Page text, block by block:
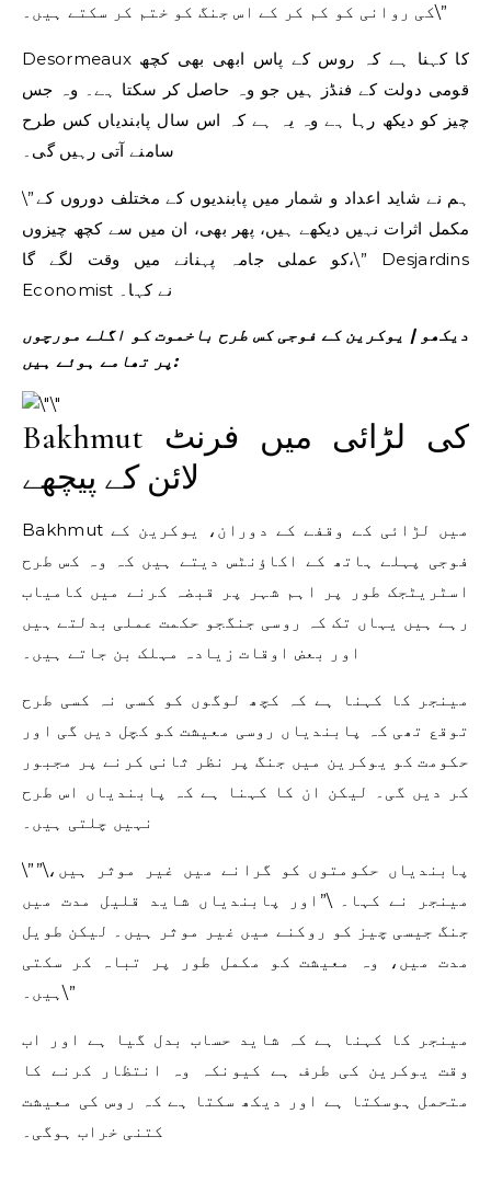
کی روانی کو کم کر کے اس جنگ کو ختم کر سکتے ہیں۔\”
Desormeaux کا کہنا ہے کہ روس کے پاس ابھی بھی کچھ
قومی دولت کے فنڈز ہیں جو وہ حاصل کر سکتا ہے۔ وہ جس
چیز کو دیکھ رہا ہے وہ یہ ہے کہ اس سال پابندیاں کس طرح
سامنے آتی رہیں گی۔
\”ہم نے شاید اعداد و شمار میں پابندیوں کے مختلف دوروں کے
مکمل اثرات نہیں دیکھے ہیں، پھر بھی، ان میں سے کچھ چیزوں
کو عملی جامہ پہنانے میں وقت لگے گا،\” Desjardins
Economist نے کہا۔
دیکھو | یوکرین کے فوجی کس طرح باخموت کو اگلے مورچوں
پر تھامے ہوئے ہیں:
Bakhmut کی لڑائی میں فرنٹ
لائن کے پیچھے
Bakhmut میں لڑائی کے وقفے کے دوران، یوکرین کے
فوجی پہلے ہاتھ کے اکاؤنٹس دیتے ہیں کہ وہ کس طرح
اسٹریٹجک طور پر اہم شہر پر قبضہ کرنے میں کامیاب
رہے ہیں یہاں تک کہ روسی جنگجو حکمت عملی بدلتے ہیں
اور بعض اوقات زیادہ مہلک بن جاتے ہیں۔
مینجر کا کہنا ہے کہ کچھ لوگوں کو کسی نہ کسی طرح
توقع تھی کہ پابندیاں روسی معیشت کو کچل دیں گی اور
حکومت کو یوکرین میں جنگ پر نظر ثانی کرنے پر مجبور
کر دیں گی۔ لیکن ان کا کہنا ہے کہ پابندیاں اس طرح
نہیں چلتی ہیں۔
\”پابندیاں حکومتوں کو گرانے میں غیر موثر ہیں،\”
مینجر نے کہا۔ \”اور پابندیاں شاید قلیل مدت میں
جنگ جیسی چیز کو روکنے میں غیر موثر ہیں۔ لیکن طویل
مدت میں، وہ معیشت کو مکمل طور پر تباہ کر سکتی
ہیں۔\”
مینجر کا کہنا ہے کہ شاید حساب بدل گیا ہے اور اب
وقت یوکرین کی طرف ہے کیونکہ وہ انتظار کرنے کا
متحمل ہوسکتا ہے اور دیکھ سکتا ہے کہ روس کی معیشت
کتنی خراب ہوگی۔